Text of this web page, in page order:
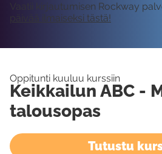
Vaatii kirjautumisen Rockway
päivää ilmaiseksi tästä!
Oppitunti kuuluu kurssiin
Keikkailun ABC -
talousopas
Tutustu